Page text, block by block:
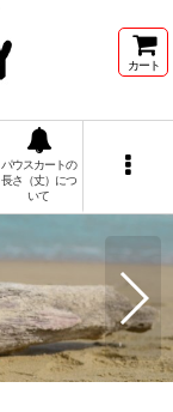
カート
パウスカートの
長さ（丈）につ
いて